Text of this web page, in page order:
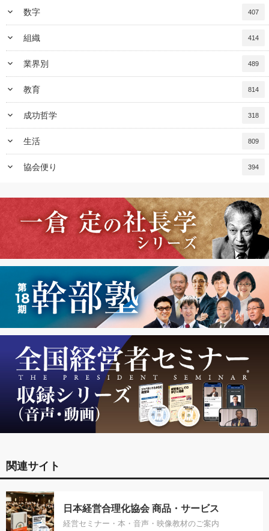
keyboard_arrow_down 数字 407
keyboard_arrow_down 組織 414
keyboard_arrow_down 業界別 489
keyboard_arrow_down 教育 814
keyboard_arrow_down 成功哲学 318
keyboard_arrow_down 生活 809
keyboard_arrow_down 協会便り 394
関連サイト
日本経営合理化協会 商品・サービス
経営セミナー・本・音声・映像教材のご案内